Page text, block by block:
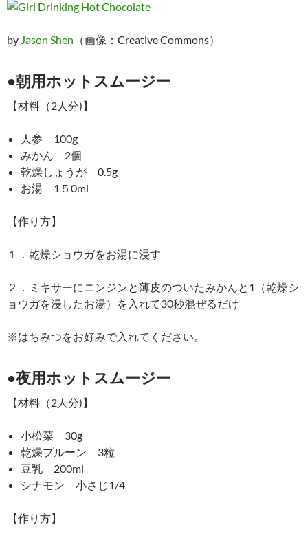
by Jason Shen （画像：Creative Commons）
●朝用ホットスムージー
【材料（2人分)】
人参 100g
みかん 2個
乾燥しょうが 0.5g
お湯 1５0ml
【作り方】
１．乾燥ショウガをお湯に浸す
２．ミキサーにニンジンと薄皮のついたみかんと1（乾燥シ
ョウガを浸したお湯）を入れて30秒混ぜるだけ
※はちみつをお好みで入れてください。
●夜用ホットスムージー
【材料（2人分)】
小松菜 30g
乾燥プルーン 3粒
豆乳 200ml
シナモン 小さじ1/4
【作り方】